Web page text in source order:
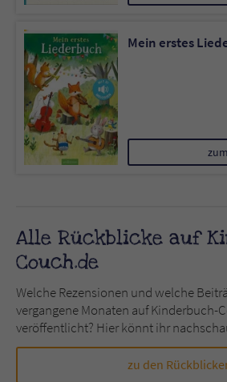
Mein erstes
Alle Rückblicke auf
Couch.de
Welche Rezensionen und welche
vergangene Monaten auf Kinderbuch-
veröffentlicht? Hier könnt ihr
zu den